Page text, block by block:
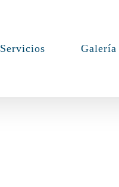
Servicios Galería